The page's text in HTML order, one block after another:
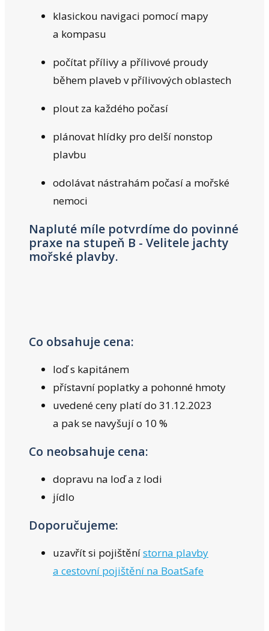
klasickou navigaci pomocí mapy
a kompasu
počítat přílivy a přílivové proudy
během plaveb v přílivových oblastech
plout za každého počasí
plánovat hlídky pro delší nonstop
plavbu
odolávat nástrahám počasí a mořské
nemoci
Napluté míle potvrdíme do povinné
praxe na stupeň B - Velitele jachty
mořské plavby.
Co obsahuje cena:
loď s kapitánem
přístavní poplatky a pohonné hmoty
uvedené ceny platí do 31.12.2023
a pak se navyšují o 10 %
Co neobsahuje cena:
dopravu na loď a z lodi
jídlo
Doporučujeme:
uzavřít si pojištěnístorna plavby
a cestovní pojištění na BoatSafe